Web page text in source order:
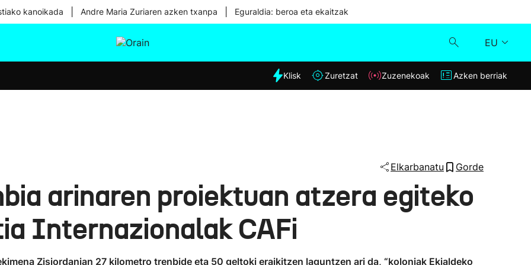
kanoikada Andre Maria Zuriaren azken txanpa Eguraldia: beroa eta ekaitzak
EU
Eguraldia
Klisk
Azken berriak
Klisk Zuretzat Zuzenekoak Azken berriak
Elkarbanatu Gorde
arinaren proiektuan atzera egiteko
Internazionalak CAFi
Zisjordanian 27 kilometro trenbide eta 50 geltoki eraikitzen laguntzen ari da, “koloniak Ekialdeko